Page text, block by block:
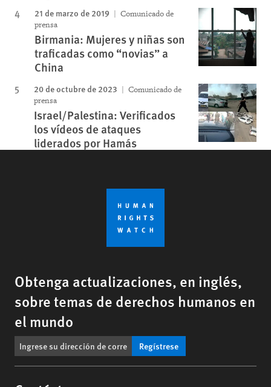
21 de marzo de 2019
Comunicado de
prensa
Birmania: Mujeres y niñas son
traficadas como “novias” a
China
20 de octubre de 2023
Comunicado de
prensa
Israel/Palestina: Verificados
los vídeos de ataques
liderados por Hamás
Obtenga actualizaciones, en inglés,
sobre temas de derechos humanos en
el mundo
Regístrese